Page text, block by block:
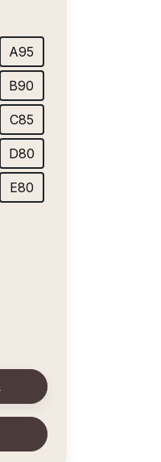
A95
B90
C85
D80
E80